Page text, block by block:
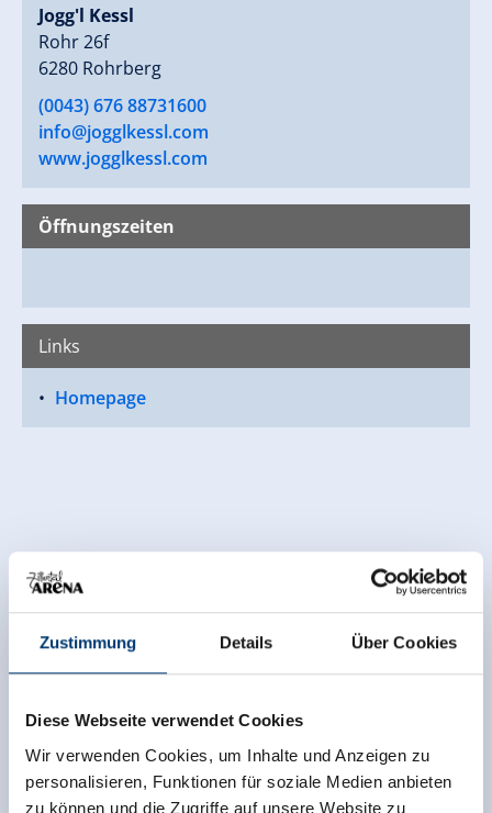
Zustimmung Details Über Cookies
Diese Webseite verwendet Cookies
Wir verwenden Cookies, um Inhalte und Anzeigen zu
personalisieren, Funktionen für soziale Medien anbieten
zu können und die Zugriffe auf unsere Website zu
Jogg'l Kessl
Rohr 26f
6280 Rohrberg
(0043) 676 88731600
info@jogglkessl.com
www.jogglkessl.com
Öffnungszeiten
Links
Homepage